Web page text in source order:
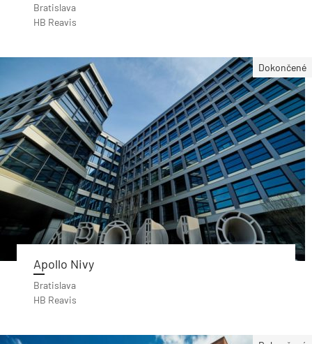
Bratislava
HB Reavis
Dokončené
Apollo Nivy
Bratislava
HB Reavis